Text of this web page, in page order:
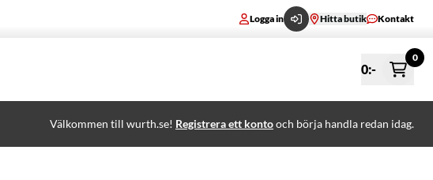
Logga in Hitta butik Kontakt
0:-
0
Välkommen till wurth.se! Registrera ett kontooch börja handla redan idag.